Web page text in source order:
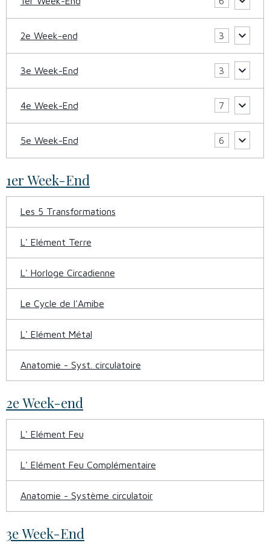
2e Week-end 3
3e Week-End 3
4e Week-End 7
5e Week-End 6
1er Week-End
Les 5 Transformations
L' Elément Terre
L' Horloge Circadienne
Le Cycle de l'Amibe
L' Elément Métal
Anatomie - Syst. circulatoire
2e Week-end
L' Elément Feu
L' Elément Feu Complémentaire
Anatomie - Système circulatoir
3e Week-End